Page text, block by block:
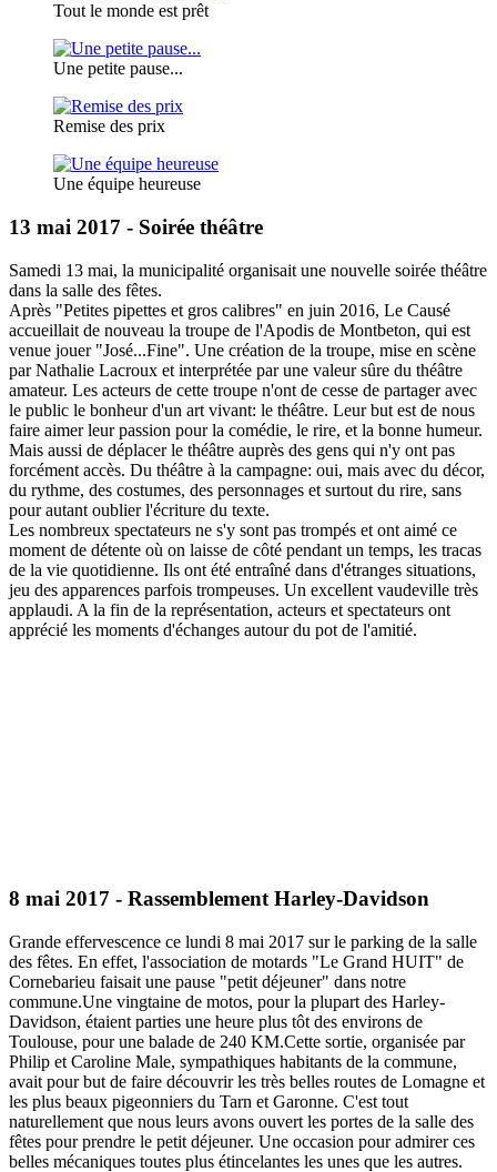
Tout le monde est prêt
Une petite pause...
Remise des prix
Une équipe heureuse
13 mai 2017 - Soirée théâtre
Samedi 13 mai, la municipalité organisait une nouvelle soirée théâtre
dans la salle des fêtes.
Après "Petites pipettes et gros calibres" en juin 2016, Le Causé
accueillait de nouveau la troupe de l'Apodis de Montbeton, qui est
venue jouer "José...Fine". Une création de la troupe, mise en scène
par Nathalie Lacroux et interprétée par une valeur sûre du théâtre
amateur. Les acteurs de cette troupe n'ont de cesse de partager avec
le public le bonheur d'un art vivant: le théâtre. Leur but est de nous
faire aimer leur passion pour la comédie, le rire, et la bonne humeur.
Mais aussi de déplacer le théâtre auprès des gens qui n'y ont pas
forcément accès. Du théâtre à la campagne: oui, mais avec du décor,
du rythme, des costumes, des personnages et surtout du rire, sans
pour autant oublier l'écriture du texte.
Les nombreux spectateurs ne s'y sont pas trompés et ont aimé ce
moment de détente où on laisse de côté pendant un temps, les tracas
de la vie quotidienne. Ils ont été entraîné dans d'étranges situations,
jeu des apparences parfois trompeuses. Un excellent vaudeville très
applaudi. A la fin de la représentation, acteurs et spectateurs ont
apprécié les moments d'échanges autour du pot de l'amitié.
8 mai 2017 - Rassemblement Harley-Davidson
Grande effervescence ce lundi 8 mai 2017 sur le parking de la salle
des fêtes. En effet, l'association de motards "Le Grand HUIT" de
Cornebarieu faisait une pause "petit déjeuner" dans notre
commune.Une vingtaine de motos, pour la plupart des Harley-
Davidson, étaient parties une heure plus tôt des environs de
Toulouse, pour une balade de 240 KM.Cette sortie, organisée par
Philip et Caroline Male, sympathiques habitants de la commune,
avait pour but de faire découvrir les très belles routes de Lomagne et
les plus beaux pigeonniers du Tarn et Garonne. C'est tout
naturellement que nous leurs avons ouvert les portes de la salle des
fêtes pour prendre le petit déjeuner. Une occasion pour admirer ces
belles mécaniques toutes plus étincelantes les unes que les autres.